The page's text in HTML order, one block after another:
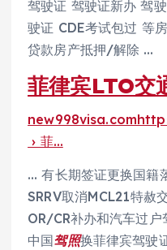
驾驶证 驾驶证新办 驾
驶证 CDE考试包过 等
贷款房产抵押/解除 …
菲律宾LTO交
› 菲…
… 有长期签证更换国籍
SRRV取消MCL21特赦
OR/CR补办和汽车过
中国驾照换菲律宾驾驶